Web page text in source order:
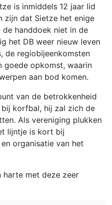
is inmiddels 12 jaar lid
zijn dat Sietze het enige
handdoek niet in de
het DB weer nieuw leven
de regiobijeenkomsten
goede opkomst, waarin
aan bod komen.
van de betrokkenheid
korfbal, hij zal zich de
Als vereniging plukken
lijntje is kort bij
organisatie van het
harte met deze zeer